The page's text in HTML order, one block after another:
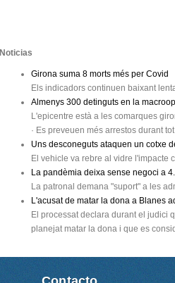
Noticias
Girona suma 8 morts més per Covid
Els indicadors continuen baixant
Almenys 300 detinguts en la
L'epicentre està a les comarques
· Es preveuen més arrestos durant
Uns desconeguts ataquen un cotxe
El vehicle va rebre al vidre l'impacte
La pandèmia deixa sense negoci a
La patronal demana "suport" a les
L'acusat de matar la dona a Blanes
El processat declara durant el judici
planejat matar la dona i que es